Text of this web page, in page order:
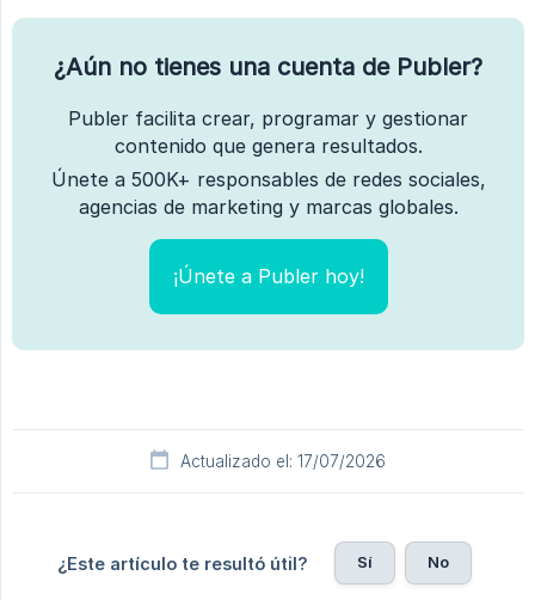
¿Aún no tienes una cuenta de Publer?
Publer facilita crear, programar y gestionar
contenido que genera resultados.
Únete a 500K+ responsables de redes sociales,
agencias de marketing y marcas globales.
¡Únete a Publer hoy!
Actualizado el: 17/07/2026
¿Este artículo te resultó útil? Sí No